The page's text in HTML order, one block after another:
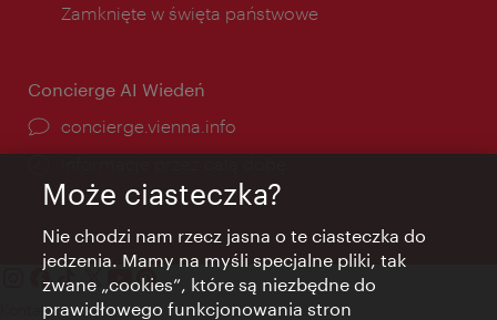
Zamknięte w święta państwowe
Concierge AI Wiedeń
concierge.vienna.info
Kontakt
Może ciasteczka?
Nie chodzi nam rzecz jasna o te ciasteczka do
jedzenia. Mamy na myśli specjalne pliki, tak
zwane „cookies”, które są niezbędne do
prawidłowego funkcjonowania stron